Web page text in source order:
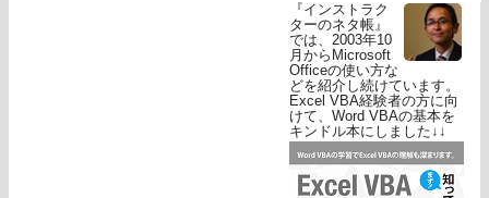
『インストラク
ターのネタ帳』
では、2003年10
月からMicrosoft
Officeの使い方な
どを紹介し続けています。
Excel VBA経験者の方に向
けて、Word VBAの基本を
キンドル本にしました↓↓